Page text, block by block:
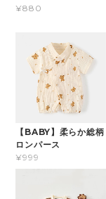
¥880
【BABY】柔らか総柄
ロンパース
¥999